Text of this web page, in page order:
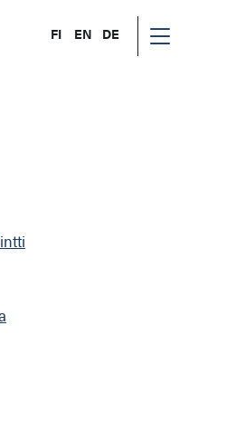
FI EN DE